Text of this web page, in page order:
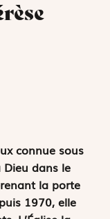
connue sous
Dieu dans le
la porte
1970, elle